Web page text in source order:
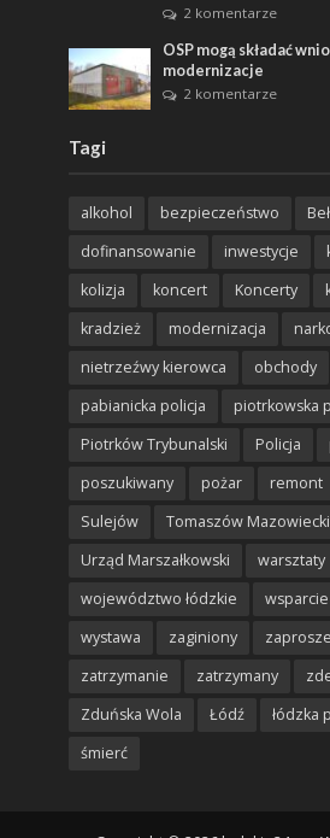
2 komentarze
OSP mogą składać
modernizacje
2 komentarze
Tagi
alkohol bezpieczeństwo
dofinansowanie
inwestycje
kolizja
koncert Koncerty
kradzież
modernizacja
nietrzeźwy kierowca
obchody
pabianicka policja
piotrkowska
Piotrków Trybunalski
Policja
poszukiwany
pożar remont
Sulejów
Tomaszów Mazowiecki
Urząd Marszałkowski
warsztaty
województwo łódzkie
wsparcie
wystawa
zaginiony
zatrzymanie
zatrzymany
Zduńska Wola
Łódź łódzka
śmierć